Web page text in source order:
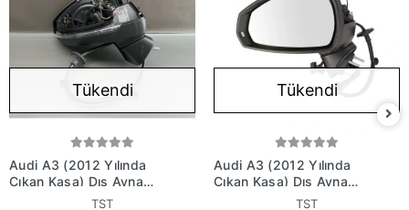
Tükendi
Audi A3 (2012 Yılında
Çıkan Kasa) Dış Ayna
Elektrikli Isıtmalı Sinyalli
TST
Tükendi
Audi A3 (2012 Yılında
Çıkan Kasa) Dış Ayna
Elektrikli Isıtmalı Sinyalli
TST